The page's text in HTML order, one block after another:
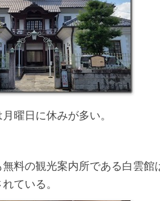
曜日に休みが多い。
無料の観光案内所である白雲
ている。